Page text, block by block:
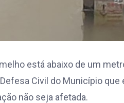
está abaixo de um
Civil do Município
não seja afetada.